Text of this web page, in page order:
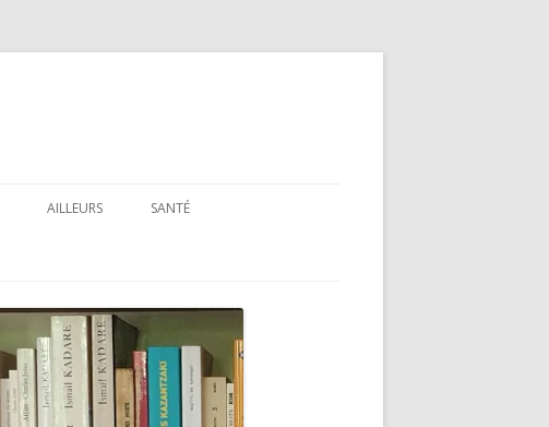
AILLEURS SANTÉ
SANTÉ : RUBRIQUE LÉGISLATIVE &
RÉGLEMENTAIRE